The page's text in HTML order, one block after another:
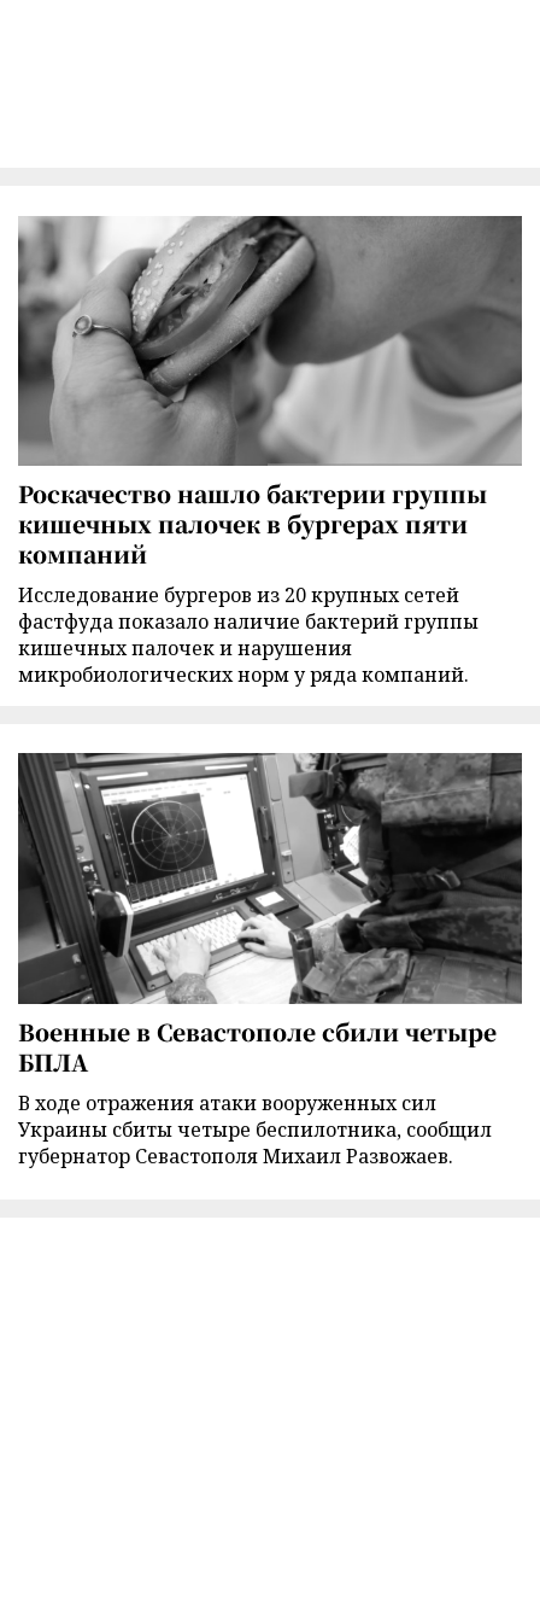
Роскачество нашло бактерии группы
кишечных палочек в бургерах пяти
компаний
Исследование бургеров из 20 крупных сетей
фастфуда показало наличие бактерий группы
кишечных палочек и нарушения
микробиологических норм у ряда компаний.
Военные в Севастополе сбили четыре
БПЛА
В ходе отражения атаки вооруженных сил
Украины сбиты четыре беспилотника, сообщил
губернатор Севастополя Михаил Развожаев.